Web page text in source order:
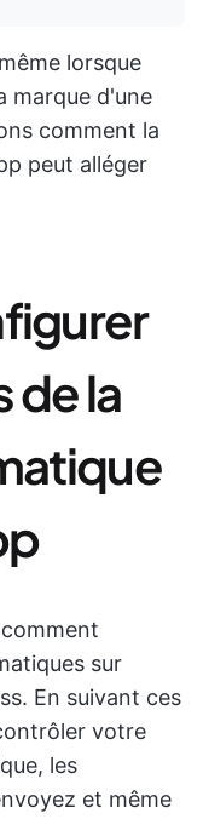
lorsque
marque d'une
comment la
peut alléger
de la
sur
En suivant ces
votre
les
et même